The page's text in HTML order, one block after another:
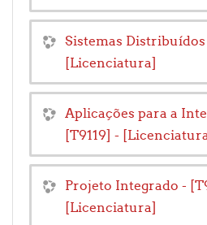
Sistemas Distribuídos
[Licenciatura]
Aplicações para a
[T9119] -
Projeto Integrado -
[Licenciatura]